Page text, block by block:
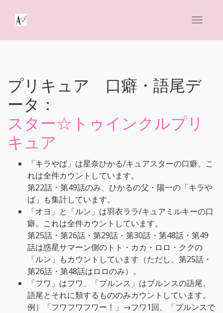
プリキュア 口癖・語尾デ
ータ：
スター☆トゥインクルプリ
キュア
「キラやば」は星奈ひかる/キュアスターの口癖。こ
れは全件カウントしています。
第22話・第49話のみ、ひかるの父・陽一の「キラや
ば」も集計しています。
「オヨ」と「ルン」は羽衣ララ/キュアミルキーの口
癖。これは全件カウントしています。
第25話・第26話・第29話・第30話・第48話・第49
話は惑星サマーン側のトト・カカ・ロロ・ククの
「ルン」もカウントしています（ただし、第25話・
第26話・第48話はロロのみ）。
「フワ」はフワ、「プルンス」はプルンスの語尾。
語尾とそれに類するもののみカウントしています。
例）「フワフワフワー！」→フワ1回、「プルンスで